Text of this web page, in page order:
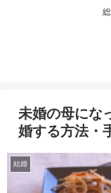
未婚の母にな
婚する方法・
結婚